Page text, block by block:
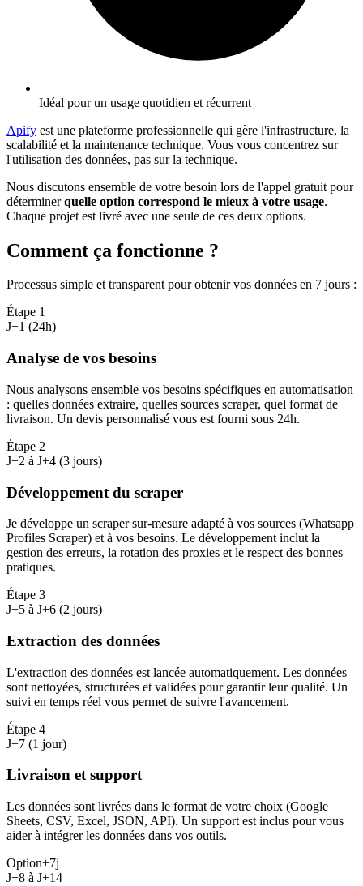
Idéal pour un usage quotidien et récurrent
Apify est une plateforme professionnelle qui gère l'infrastructure, la
scalabilité et la maintenance technique. Vous vous concentrez sur
l'utilisation des données, pas sur la technique.
Nous discutons ensemble de votre besoin lors de l'appel gratuit pour
déterminerquelle option correspond le mieux à votre usage.
Chaque projet est livré avec une seule de ces deux options.
Comment ça fonctionne ?
Processus simple et transparent pour obtenir vos données en 7 jours :
Étape 1
J+1 (24h)
Analyse de vos besoins
Nous analysons ensemble vos besoins spécifiques en automatisation
: quelles données extraire, quelles sources scraper, quel format de
livraison. Un devis personnalisé vous est fourni sous 24h.
Étape 2
J+2 à J+4 (3 jours)
Développement du scraper
Je développe un scraper sur-mesure adapté à vos sources (Whatsapp
Profiles Scraper) et à vos besoins. Le développement inclut la
gestion des erreurs, la rotation des proxies et le respect des bonnes
pratiques.
Étape 3
J+5 à J+6 (2 jours)
Extraction des données
L'extraction des données est lancée automatiquement. Les données
sont nettoyées, structurées et validées pour garantir leur qualité. Un
suivi en temps réel vous permet de suivre l'avancement.
Étape 4
J+7 (1 jour)
Livraison et support
Les données sont livrées dans le format de votre choix (Google
Sheets, CSV, Excel, JSON, API). Un support est inclus pour vous
aider à intégrer les données dans vos outils.
Option+7j
J+8 à J+14